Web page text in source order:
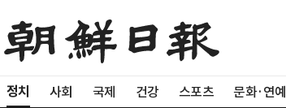
정치 사회 국제 건강 스포츠 문화·연예